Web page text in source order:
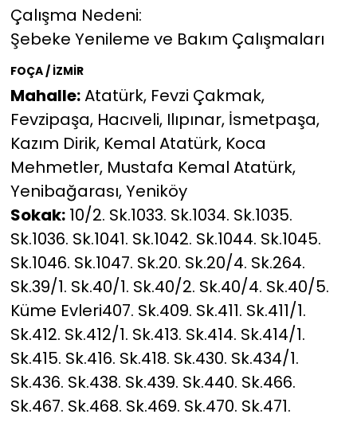
Çalışma Nedeni:
Şebeke Yenileme ve Bakım Çalışmaları
FOÇA / İZMİR
Mahalle:Atatürk, Fevzi Çakmak,
Fevzipaşa, Hacıveli, Ilıpınar, İsmetpaşa,
Kazım Dirik, Kemal Atatürk, Koca
Mehmetler, Mustafa Kemal Atatürk,
Yenibağarası, Yeniköy
Sokak:10/2. Sk.1033. Sk.1034. Sk.1035.
Sk.1036. Sk.1041. Sk.1042. Sk.1044. Sk.1045.
Sk.1046. Sk.1047. Sk.20. Sk.20/4. Sk.264.
Sk.39/1. Sk.40/1. Sk.40/2. Sk.40/4. Sk.40/5.
Küme Evleri407. Sk.409. Sk.411. Sk.411/1.
Sk.412. Sk.412/1. Sk.413. Sk.414. Sk.414/1.
Sk.415. Sk.416. Sk.418. Sk.430. Sk.434/1.
Sk.436. Sk.438. Sk.439. Sk.440. Sk.466.
Sk.467. Sk.468. Sk.469. Sk.470. Sk.471.